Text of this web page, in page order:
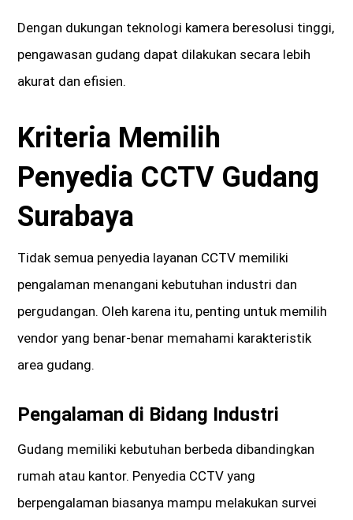
Dengan dukungan teknologi kamera beresolusi tinggi,
pengawasan gudang dapat dilakukan secara lebih
akurat dan efisien.
Kriteria Memilih
Penyedia CCTV Gudang
Surabaya
Tidak semua penyedia layanan CCTV memiliki
pengalaman menangani kebutuhan industri dan
pergudangan. Oleh karena itu, penting untuk memilih
vendor yang benar-benar memahami karakteristik
area gudang.
Pengalaman di Bidang Industri
Gudang memiliki kebutuhan berbeda dibandingkan
rumah atau kantor. Penyedia CCTV yang
berpengalaman biasanya mampu melakukan survei